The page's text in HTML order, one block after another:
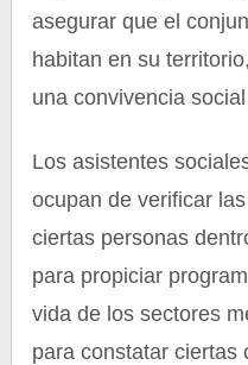
asegurar que el
habitan en su
una convivencia
Los asistentes
ocupan de verificar
ciertas personas
para propiciar
vida de los sectores
para constatar ciertas